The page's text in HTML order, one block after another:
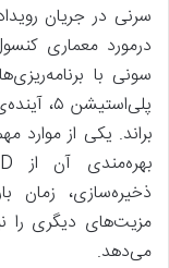
سرنی در جریان
سونی با
ذخیره‌سازی، زمان
مزیت‌های دیگری را
می‌دهد.